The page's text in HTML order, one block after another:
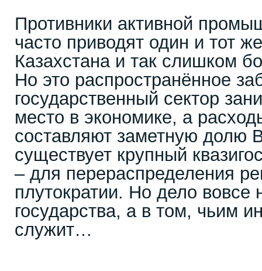
Противники активной
часто приводят один и тот
Казахстана и так слишком
Но это распространённое
государственный сектор
место в экономике, а
составляют заметную долю
существует крупный
– для перераспределения
плутократии. Но дело вовсе
государства, а в том, чьим
служит…